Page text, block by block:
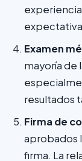
Examen
mayoría de
resultados
Firma de
aprobados
firma. La